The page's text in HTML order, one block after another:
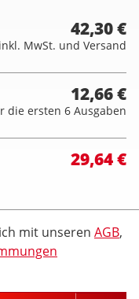
42,30 €
inkl. MwSt. und Versand
12,66 €
die ersten 6 Ausgaben
29,64 €
mit unseren AGB,